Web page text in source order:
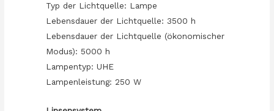
Typ der Lichtquelle: Lampe
Lebensdauer der Lichtquelle: 3500 h
Lebensdauer der Lichtquelle (ökonomischer
Modus): 5000 h
Lampentyp: UHE
Lampenleistung: 250 W